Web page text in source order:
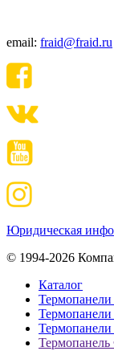
email: fraid@fraid.ru
Юридическая
© 1994-2026
Каталог